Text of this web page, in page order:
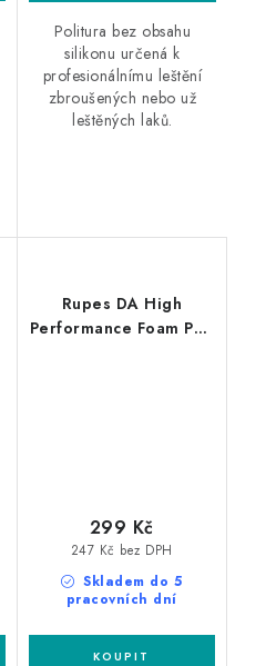
Politura bez obsahu
silikonu určená k
profesionálnímu leštění
zbroušených nebo už
leštěných laků.
Rupes DA High
Performance Foam Pad
Skladem do 5
pracovních dní
247 Kč bez DPH
299 Kč